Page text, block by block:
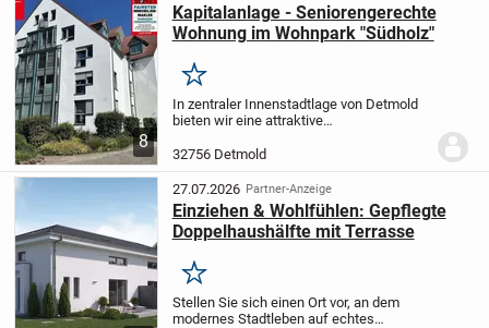
8
Kapitalanlage - Seniorengerechte
Wohnung im Wohnpark "Südholz"
Merken
In zentraler Innenstadtlage von Detmold
bieten wir eine attraktive
für Senioren konzipiert wurde. Mit einer
Wohnfläche von 53,0m² bietet diese
Wohnung genügend...
32756 Detmold
27.07.2026 Partner-Anzeige
Einziehen & Wohlfühlen: Gepflegte
Doppelhaushälfte mit Terrasse
Merken
Stellen Sie sich einen Ort vor, an dem
modernes Stadtleben auf echtes